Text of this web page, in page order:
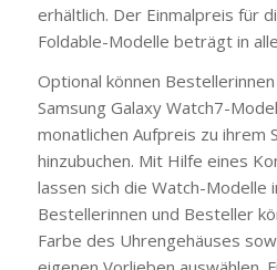
erhältlich. Der Einmalpreis für
Foldable-Modelle beträgt in
Optional können
Samsung Galaxy Watch7-
monatlichen Aufpreis zu ihrem
hinzubuchen. Mit Hilfe eines
lassen sich die Watch-Modelle
Bestellerinnen und Besteller
Farbe des Uhrengehäuses